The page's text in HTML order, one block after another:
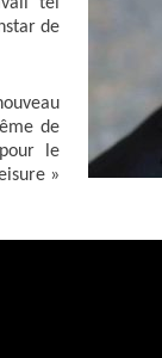
de
de
le
»